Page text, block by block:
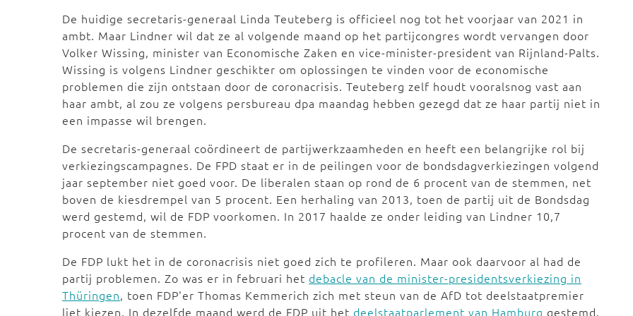
De huidige secretaris-generaal Linda Teuteberg is officieel nog tot het voorjaar van 2021 in
ambt. Maar Lindner wil dat ze al volgende maand op het partijcongres wordt vervangen door
Volker Wissing, minister van Economische Zaken en vice-minister-president van Rijnland-Palts.
Wissing is volgens Lindner geschikter om oplossingen te vinden voor de economische
problemen die zijn ontstaan door de coronacrisis. Teuteberg zelf houdt vooralsnog vast aan
haar ambt, al zou ze volgens persbureau dpa maandag hebben gezegd dat ze haar partij niet in
een impasse wil brengen.
De secretaris-generaal coördineert de partijwerkzaamheden en heeft een belangrijke rol bij
verkiezingscampagnes. De FPD staat er in de peilingen voor de bondsdagverkiezingen volgend
jaar september niet goed voor. De liberalen staan op rond de 6 procent van de stemmen, net
boven de kiesdrempel van 5 procent. Een herhaling van 2013, toen de partij uit de Bondsdag
werd gestemd, wil de FDP voorkomen. In 2017 haalde ze onder leiding van Lindner 10,7
procent van de stemmen.
De FDP lukt het in de coronacrisis niet goed zich te profileren. Maar ook daarvoor al had de
partij problemen. Zo was er in februari het debacle van de minister-presidentsverkiezing in
Thüringen, toen FDP'er Thomas Kemmerich zich met steun van de AfD tot deelstaatpremier
liet kiezen. In dezelfde maand werd de FDP uit het deelstaatparlement van Hamburg gestemd.